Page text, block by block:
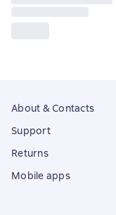
About & Contacts
Support
Returns
Mobile apps